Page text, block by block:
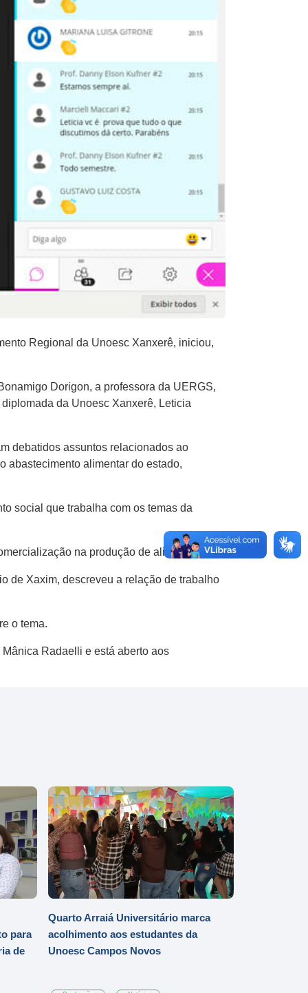
Regional da Unoesc Xanxerê, iniciou,
Dorigon, a professora da UERGS,
da Unoesc Xanxerê, Leticia
debatidos assuntos relacionados ao
abastecimento alimentar do estado,
social que trabalha com os temas da
na produção de alimentos.
de Xaxim, descreveu a relação de trabalho
o tema.
Radaelli e está aberto aos
para
de
Quarto Arraiá Universitário marca
acolhimento aos estudantes da
Unoesc Campos Novos